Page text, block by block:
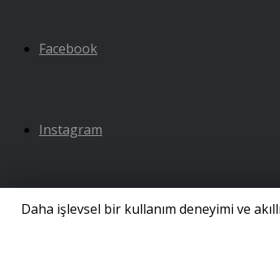
Facebook
Instagram
LinkedIn
Daha işlevsel bir kullanım deneyimi ve